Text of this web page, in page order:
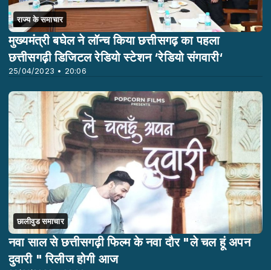
राज्य के समाचार
25/04/2023 • 20:06
मुख्यमंत्री बघेल ने लॉन्च किया छत्तीसगढ़ का पहला
छत्तीसगढ़ी डिजिटल रेडियो स्टेशन ‘रेडियो संगवारी‘
छालीवुड समाचार
नवा साल से छत्तीसगढ़ी फिल्म के नवा दौर "ले चल हूं अपन
दुवारी " रिलीज होगी आज